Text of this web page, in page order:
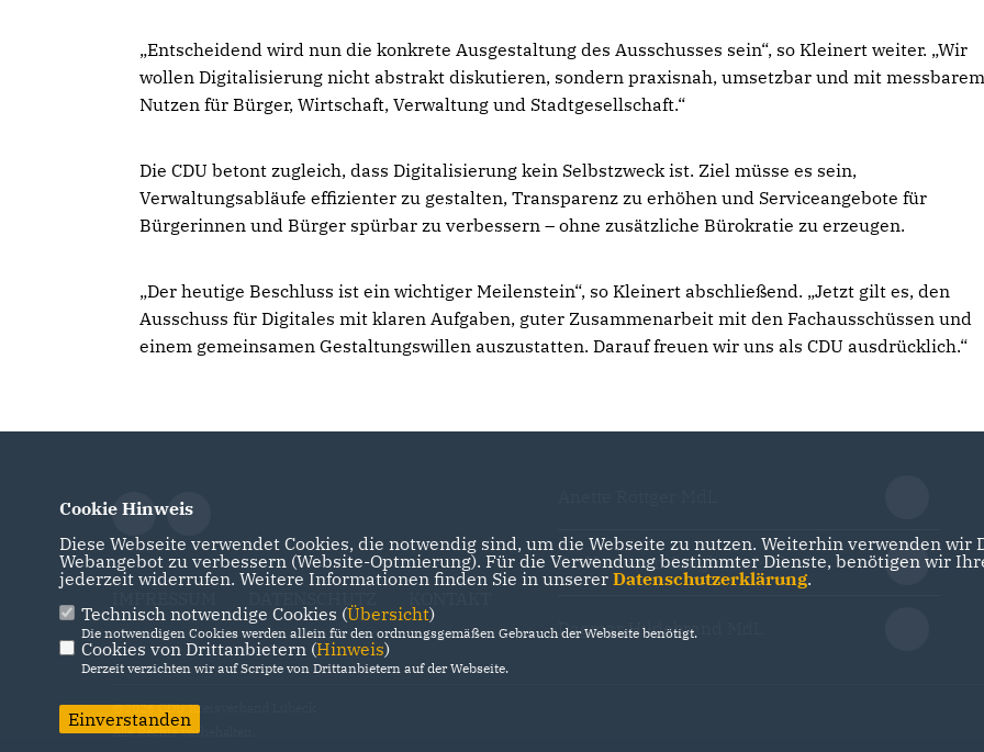
Entscheidend wird nun die konkrete Ausgestaltung des Ausschusses sein“, so Kleinert weiter. „Wir
wollen Digitalisierung nicht abstrakt diskutieren, sondern praxisnah, umsetzbar und mit messbarem
Nutzen für Bürger, Wirtschaft, Verwaltung und Stadtgesellschaft.“
Die CDU betont zugleich, dass Digitalisierung kein Selbstzweck ist. Ziel müsse es sein,
Verwaltungsabläufe effizienter zu gestalten, Transparenz zu erhöhen und Serviceangebote für
Bürgerinnen und Bürger spürbar zu verbessern – ohne zusätzliche Bürokratie zu erzeugen.
Der heutige Beschluss ist ein wichtiger Meilenstein“, so Kleinert abschließend. „Jetzt gilt es, den
Ausschuss für Digitales mit klaren Aufgaben, guter Zusammenarbeit mit den Fachausschüssen und
einem gemeinsamen Gestaltungswillen auszustatten. Darauf freuen wir uns als CDU ausdrücklich.“
Dr. Hermann Junghans MdL
Dagmar Hildebrand MdL
@2026 CDU Kreisverband Lübeck
Alle Rechte vorbehalten.
Cookie Hinweis
Diese Webseite verwendet Cookies, die notwendig sind, um die Webseite zu nutzen. Weiterhin verwenden
Webangebot zu verbessern (Website-Optmierung). Für die Verwendung bestimmter Dienste, benötigen wir
jederzeit widerrufen. Weitere Informationen finden Sie in unserer Datenschutzerklärung.
Technisch notwendige Cookies (Übersicht)
Die notwendigen Cookies werden allein für den ordnungsgemäßen Gebrauch der Webseite benötigt.
Cookies von Drittanbietern (Hinweis)
Derzeit verzichten wir auf Scripte von Drittanbietern auf der Webseite.
Einverstanden